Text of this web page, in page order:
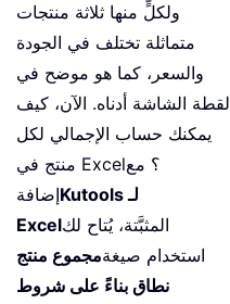
ولكلٍّ منها ثلاثة منتجات
متماثلة تختلف في الجودة
والسعر، كما هو موضح في
لقطة الشاشة أدناه. الآن، كيف
يمكنك حساب الإجمالي لكل
منتج في Excel؟ مع
إضافةKutools لـ
Excelالمثبَّتة، يُتاح لك
استخدام صيغةمجموع منتج
نطاق بناءً على شروط